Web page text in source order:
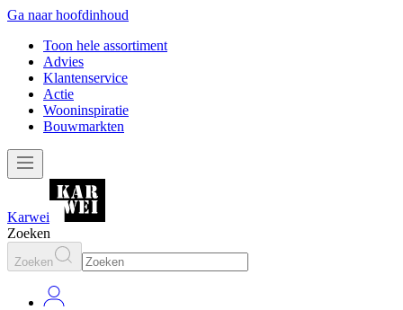
Ga naar hoofdinhoud
Toon hele assortiment
Advies
Klantenservice
Actie
Wooninspiratie
Bouwmarkten
Karwei
Zoeken
Zoeken